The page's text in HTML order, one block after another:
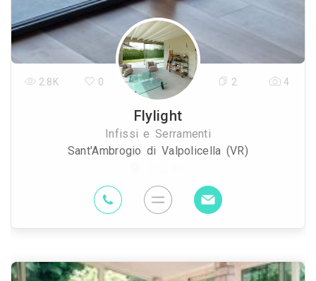
Flylight
Infissi e Serramenti
Sant'Ambrogio di Valpolicella (VR)
2.8K 0 2 4